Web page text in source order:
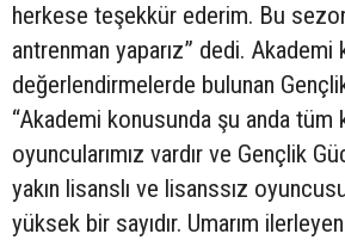
herkese teşekkür ederim. Bu
antrenman yaparız” dedi. Akademi
değerlendirmelerde bulunan
“Akademi konusunda şu anda tüm
oyuncularımız vardır ve Gençlik
yakın lisanslı ve lisanssız
yüksek bir sayıdır. Umarım